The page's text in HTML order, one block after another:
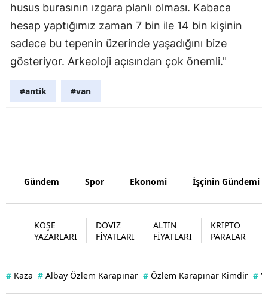
husus burasının ızgara planlı olması. Kabaca
hesap yaptığımız zaman 7 bin ile 14 bin kişinin
sadece bu tepenin üzerinde yaşadığını bize
gösteriyor. Arkeoloji açısından çok önemli."
#antik #van
Gündem Spor Ekonomi İşçinin Gündemi
KÖŞE
YAZARLARI
DÖVİZ
FİYATLARI
ALTIN
FİYATLARI
KRİPTO
PARALAR
# Kaza # Albay Özlem Karapınar # Özlem Karapınar Kimdir #